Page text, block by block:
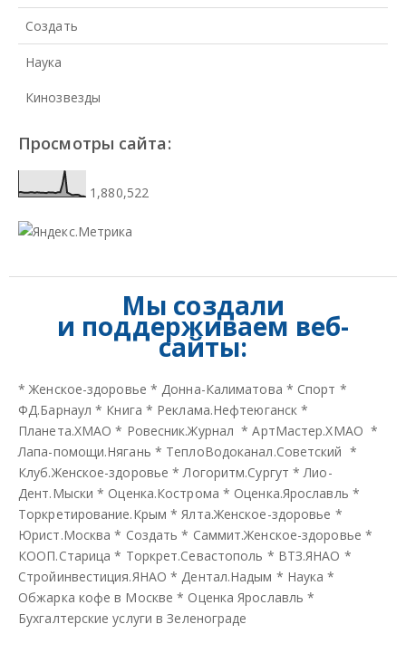
Создать
Наука
Кинозвезды
Просмотры сайта:
1,880,522
Мы создали
и поддерживаем веб-
сайты:
*Женское-здоровье * Донна-Калиматова * Спорт *
ФД.Барнаул * Книга * Реклама.Нефтеюганск *
Планета.ХМАО * Ровесник.Журнал *АртМастер.ХМАО *
Лапа-помощи.Нягань * ТеплоВодоканал.Советский *
Клуб.Женское-здоровье * Логоритм.Сургут * Лио-
Дент.Мыски * Оценка.Кострома * Оценка.Ярославль *
Торкретирование.Крым * Ялта.Женское-здоровье *
Юрист.Москва * Создать * Саммит.Женское-здоровье *
КООП.Старица * Торкрет.Севастополь * ВТЗ.ЯНАО *
Стройинвестиция.ЯНАО * Дентал.Надым * Наука *
Обжарка кофе в Москве * Оценка Ярославль *
Бухгалтерские услуги в Зеленограде